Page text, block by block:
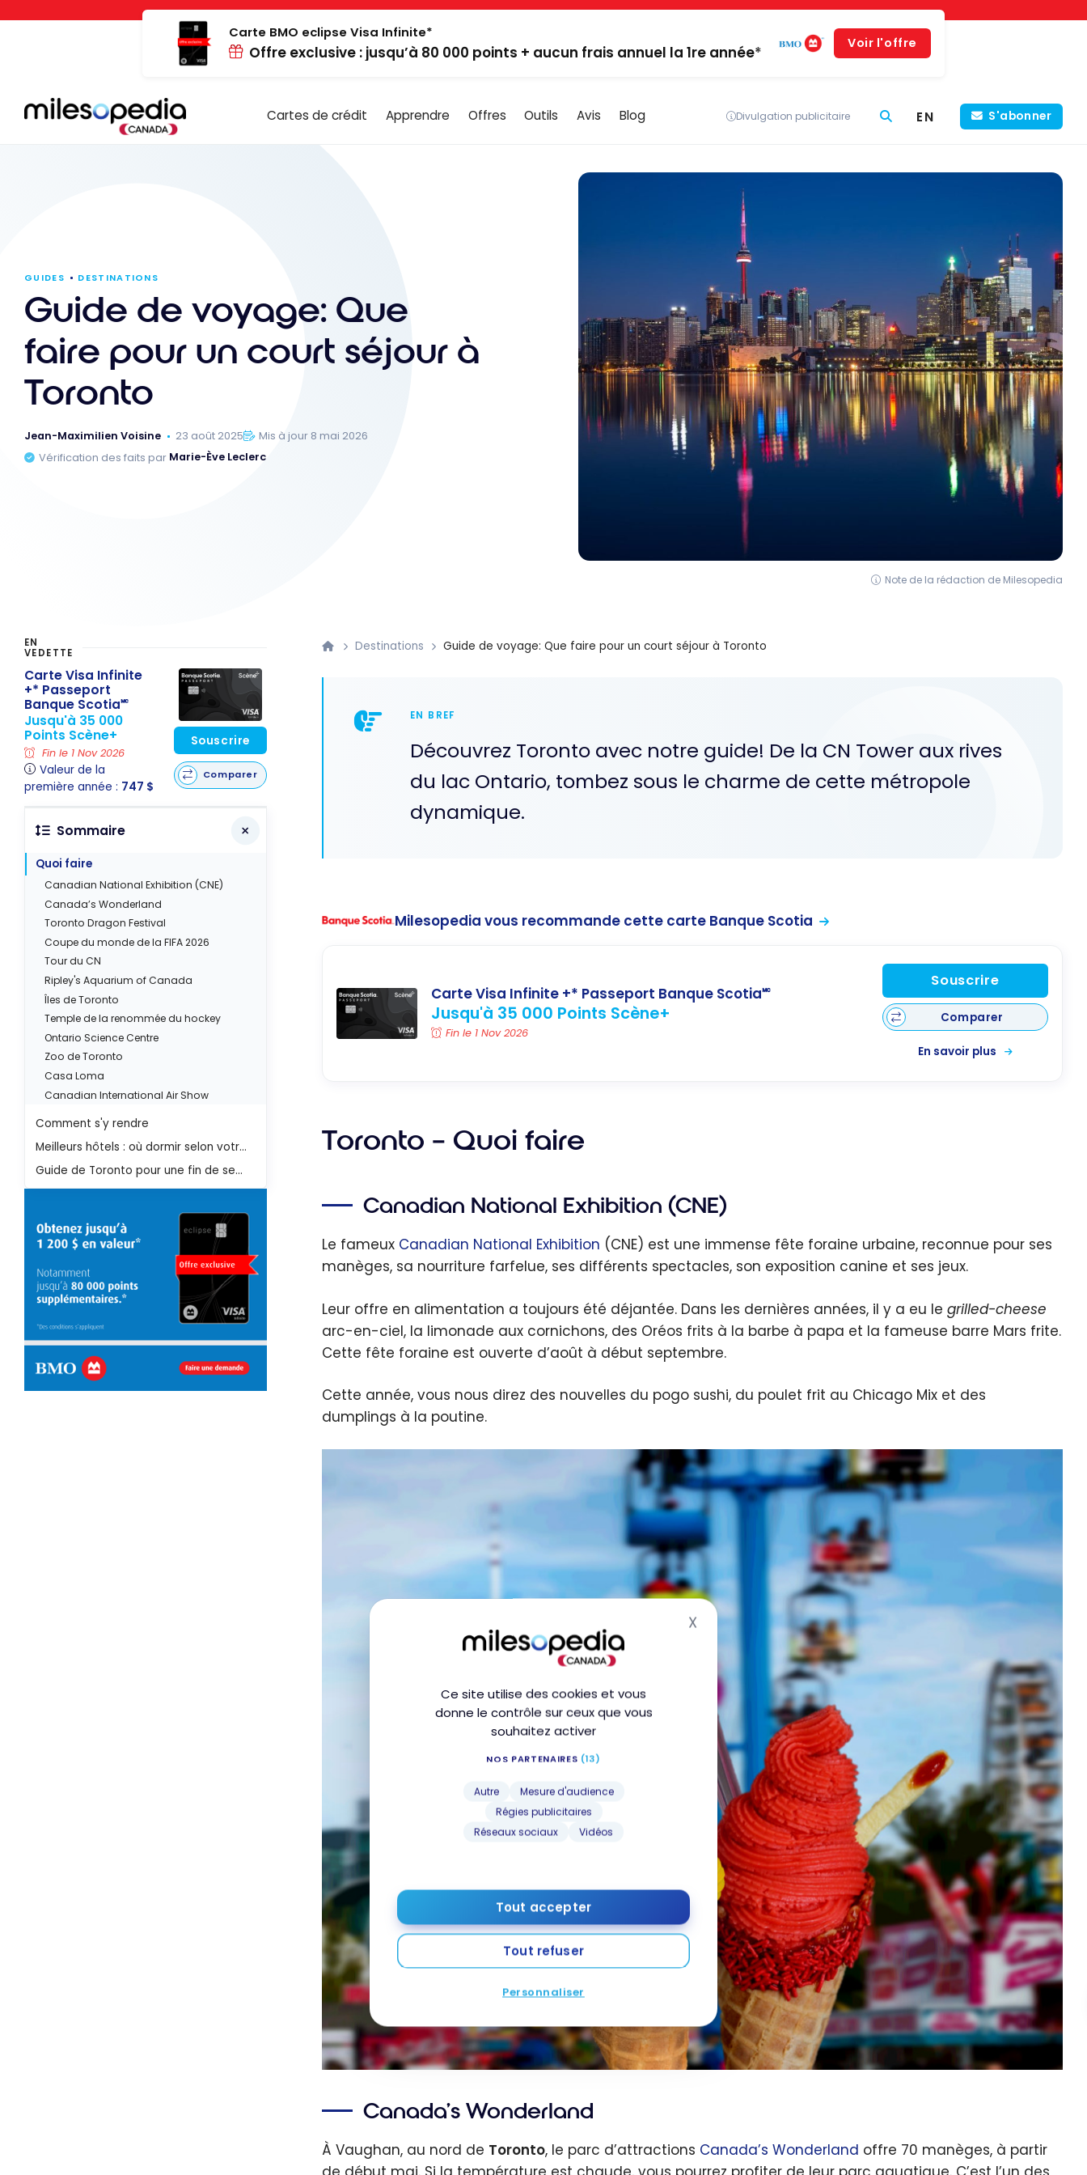
Panneau de gestion des cookies
Ce site utilise des cookies et vous
donne le contrôle sur ceux que vous
souhaitez activer
NOS PARTENAIRES (13)
Autre
Mesure d'audience
Régies publicitaires
Réseaux sociaux
Vidéos
Tout accepter
Tout refuser
Personnaliser
XMasquer le bandeau des cookies
Carte BMO eclipse Visa Infinite*
Offre exclusive : jusqu’à 80 000 points + aucun frais annuel la 1re année*
Voir l'offre
Cartes de crédit Apprendre Offres Outils Avis Blog Divulgation publicitaire EN S'abonner
GUIDES DESTINATIONS
Guide de voyage: Que
faire pour un court séjour à
Toronto
Jean-Maximilien Voisine 23 août 2025
Mis à jour 8 mai 2026
Vérification des faits par Marie-Ève Leclerc
Note de la rédaction de Milesopedia
Destinations Guide de voyage: Que faire pour un court séjour à Toronto
EN BREF
Découvrez Toronto avec notre guide! De la CN Tower aux rives
du lac Ontario, tombez sous le charme de cette métropole
dynamique.
Milesopedia vous recommande cette carte Banque Scotia
Carte Visa Infinite +* Passeport Banque Scotia🅪
Jusqu'à 35 000 Points Scène+
Fin le 1 Nov 2026
Souscrire
Comparer
En savoir plus
Toronto – Quoi faire
Canadian National Exhibition (CNE)
Le fameux Canadian National Exhibition (CNE) est une immense fête foraine urbaine, reconnue pour ses
manèges, sa nourriture farfelue, ses différents spectacles, son exposition canine et ses jeux.
Leur offre en alimentation a toujours été déjantée. Dans les dernières années, il y a eu le grilled-cheese
arc-en-ciel, la limonade aux cornichons, des Oréos frits à la barbe à papa et la fameuse barre Mars frite.
Cette fête foraine est ouverte d’août à début septembre.
Cette année, vous nous direz des nouvelles du pogo sushi, du poulet frit au Chicago Mix et des
dumplings à la poutine.
Canada’s Wonderland
À Vaughan, au nord de Toronto, le parc d’attractions Canada’s Wonderland offre 70 manèges, à partir
EN
VEDETTE
Carte Visa Infinite
+* Passeport
Banque Scotia🅪
Jusqu'à 35 000
Points Scène+
Fin le 1 Nov 2026
Valeur de la
première année : 747 $
Souscrire
Comparer
Sommaire
Quoi faire
Canadian National Exhibition (CNE)
Canada’s Wonderland
Toronto Dragon Festival
Coupe du monde de la FIFA 2026
Tour du CN
Ripley's Aquarium of Canada
Îles de Toronto
Temple de la renommée du hockey
Ontario Science Centre
Zoo de Toronto
Casa Loma
Canadian International Air Show
Comment s'y rendre
Meilleurs hôtels : où dormir selon votre budget
Guide de Toronto pour une fin de semaine